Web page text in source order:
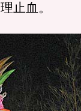
理止血。